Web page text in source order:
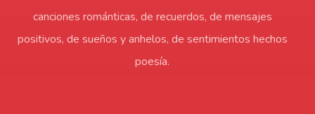
canciones románticas, de recuerdos, de mensajes
positivos, de sueños y anhelos, de sentimientos hechos
poesía.